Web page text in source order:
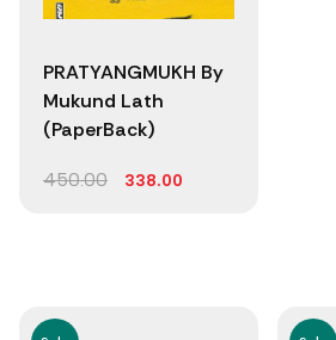
PRATYANGMUKH By
Mukund Lath
(PaperBack)
450.00 338.00